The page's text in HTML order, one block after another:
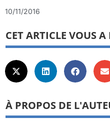
10/11/2016
CET ARTICLE VOUS
À PROPOS DE